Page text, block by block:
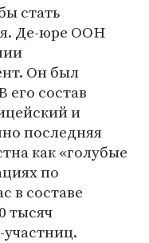
стать
Де-юре ООН
Он был
его состав
и
последняя
как «голубые
по
в составе
тысяч